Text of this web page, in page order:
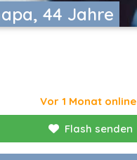
44 Jahre
Vor 1 Monat online
Flash senden